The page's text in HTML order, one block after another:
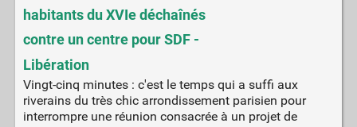
habitants du XVIe déchaînés
contre un centre pour SDF -
Libération
Vingt-cinq minutes : c'est le temps qui a suffi aux
riverains du très chic arrondissement parisien pour
interrompre une réunion consacrée à un projet de